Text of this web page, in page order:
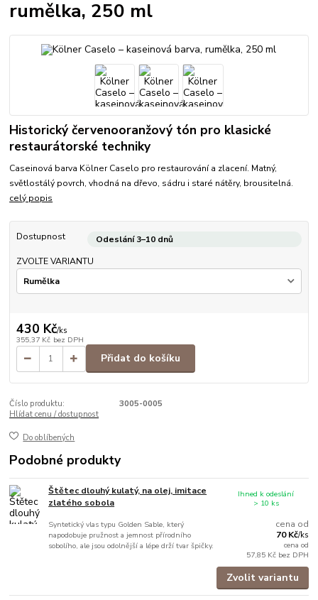
rumělka, 250 ml
Historický červenooranžový tón pro klasické
restaurátorské techniky
Caseinová barva Kölner Caselo pro restaurování a zlacení. Matný,
světlostálý povrch, vhodná na dřevo, sádru i staré nátěry, brousitelná.
celý popis
Dostupnost
Odeslání 3–10 dnů
ZVOLTE VARIANTU
430 Kč/ks
355,37 Kč bez DPH
Přidat do košíku
Číslo produktu:
3005-0005
Hlídat cenu / dostupnost
Do oblíbených
Podobné produkty
Štětec dlouhý kulatý, na olej, imitace
zlatého sobola
Syntetický vlas typu Golden Sable, který
napodobuje pružnost a jemnost přírodního
sobolího, ale jsou odolnější a lépe drží tvar špičky.
cena od
70 Kč/ks
cena od
57,85 Kč bez DPH
Ihned k odeslání
> 10 ks
Zvolit variantu